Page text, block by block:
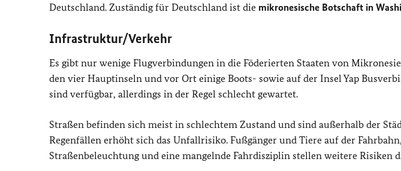
Deutschland. Zuständig für Deutschland ist die mikronesische Botschaft in
Infrastruktur/Verkehr
Es gibt nur wenige Flugverbindungen in die Föderierten Staaten von
den vier Hauptinseln und vor Ort einige Boots- sowie auf der Insel Yap
sind verfügbar, allerdings in der Regel schlecht gewartet.
Straßen befinden sich meist in schlechtem Zustand und sind außerhalb der
Regenfällen erhöht sich das Unfallrisiko. Fußgänger und Tiere auf der
Straßenbeleuchtung und eine mangelnde Fahrdisziplin stellen weitere Risiken